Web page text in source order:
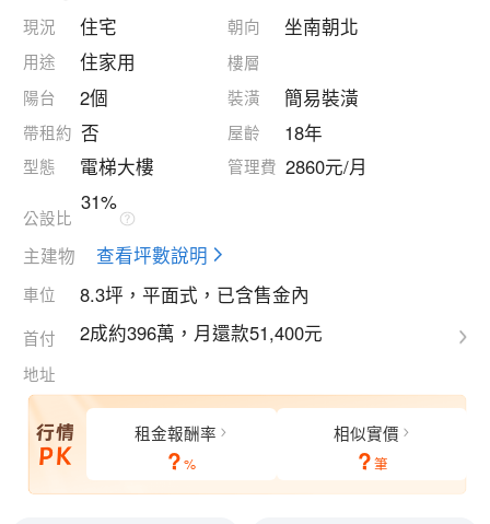
現況 住宅 朝向 坐南朝北
用途 住家用
樓層
陽台
2個 裝潢 簡易裝潢
帶租約 否 屋齡 18年
型態 電梯大樓 管理費 2860元/月
公設比
31%
主建物 查看坪數說明
車位 8.3坪，平面式，已含售金內
首付 2成約396萬，月還款51,400元
地址
租金報酬率
?%
相似實價
?筆